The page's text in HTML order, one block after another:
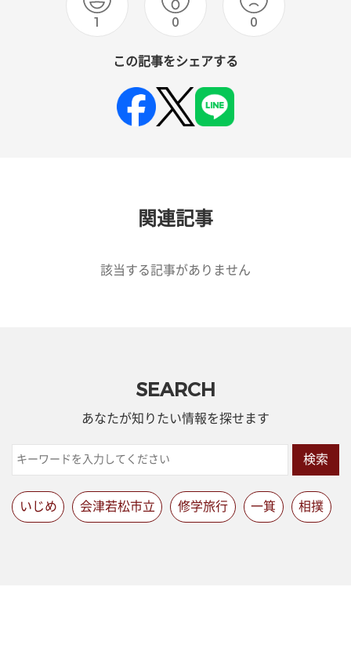
1 0 0
この記事をシェアする
関連記事
該当する記事がありません
SEARCH
あなたが知りたい情報を探せます
検索
いじめ 会津若松市立 修学旅行 一箕 相撲